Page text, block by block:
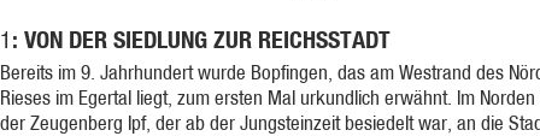
1 : VON DER SIEDLUNG ZUR REICHSSTADT
Bereits im 9. Jahrhundert wurde Bopfingen, das am Westrand des
Rieses im Egertal liegt, zum ersten Mal urkundlich erwähnt. Im
der Zeugenberg Ipf, der ab der Jungsteinzeit besiedelt war, an die